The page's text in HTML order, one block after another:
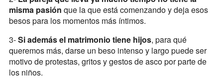
misma pasión que la que está comenzando y deja esos
besos para los momentos más íntimos.
3-Si además el matrimonio tiene hijos, para qué
queremos más, darse un beso intenso y largo puede ser
motivo de protestas, gritos y gestos de asco por parte de
los niños.